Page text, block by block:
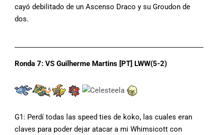
cayó debilitado de un Ascenso Draco y su Groudon de
dos.
Ronda 7: VS Guilherme Martins [PT] LWW(5-2)
G1: Perdí todas las speed ties de koko, las cuales eran
claves para poder dejar atacar a mi Whimsicott con